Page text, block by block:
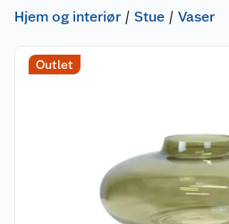
Hjem og interiør Stue Vaser
Outlet